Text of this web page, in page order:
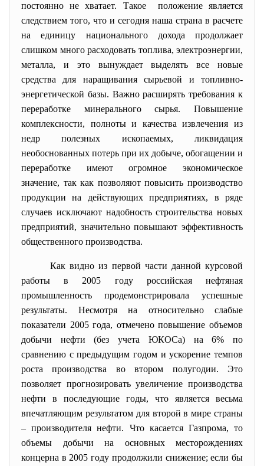
постоянно не хватает. Такое положение является
следствием того, что и сегодня наша страна в расчете
на единицу национального дохода продолжает
слишком много расходовать топлива, электроэнергии,
металла, и это вынуждает выделять все новые
средства для наращивания сырьевой и топливно-
энергетической базы. Важно расширять требования к
переработке минерального сырья. Повышение
комплексности, полноты и качества извлечения из
недр полезных ископаемых, ликвидация
необоснованных потерь при их добыче, обогащении и
переработке имеют огромное экономическое
значение, так как позволяют повысить производство
продукции на действующих предприятиях, в ряде
случаев исключают надобность строительства новых
предприятий, значительно повышают эффективность
общественного производства.
Как видно из первой части данной курсовой
работы в 2005 году российская нефтяная
промышленность продемонстрировала успешные
результаты. Несмотря на относительно слабые
показатели 2005 года, отмечено повышение объемов
добычи нефти (без учета ЮКОСа) на 6% по
сравнению с предыдущим годом и ускорение темпов
роста производства во втором полугодии. Это
позволяет прогнозировать увеличение производства
нефти в последующие годы, что является весьма
впечатляющим результатом для второй в мире страны
– производителя нефти. Что касается Газпрома, то
объемы добычи на основных месторождениях
концерна в 2005 году продолжили снижение; если бы